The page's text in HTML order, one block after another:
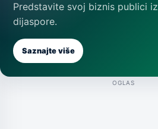
Predstavite svoj biznis publici
dijaspore.
Saznajte više
OGLAS